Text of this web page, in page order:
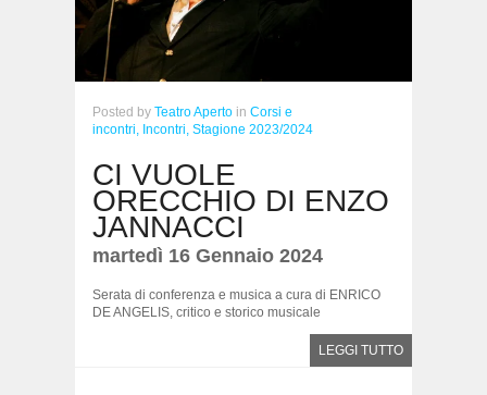
Posted by Teatro Aperto in Corsi e
incontri, Incontri, Stagione 2023/2024
CI VUOLE
ORECCHIO DI ENZO
JANNACCI
martedì 16 Gennaio 2024
Serata di conferenza e musica a cura di ENRICO
DE ANGELIS, critico e storico musicale
LEGGI TUTTO